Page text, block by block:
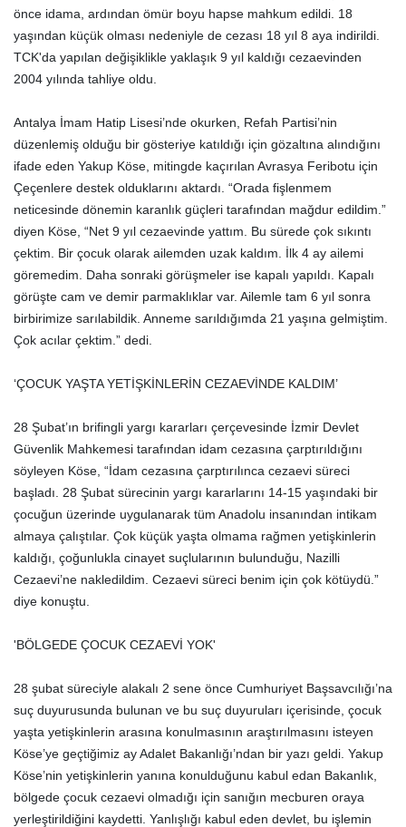
önce idama, ardından ömür boyu hapse mahkum edildi. 18
yaşından küçük olması nedeniyle de cezası 18 yıl 8 aya indirildi.
TCK'da yapılan değişiklikle yaklaşık 9 yıl kaldığı cezaevinden
2004 yılında tahliye oldu.
Antalya İmam Hatip Lisesi’nde okurken, Refah Partisi’nin
düzenlemiş olduğu bir gösteriye katıldığı için gözaltına alındığını
ifade eden Yakup Köse, mitingde kaçırılan Avrasya Feribotu için
Çeçenlere destek olduklarını aktardı. “Orada fişlenmem
neticesinde dönemin karanlık güçleri tarafından mağdur edildim.”
diyen Köse, “Net 9 yıl cezaevinde yattım. Bu sürede çok sıkıntı
çektim. Bir çocuk olarak ailemden uzak kaldım. İlk 4 ay ailemi
göremedim. Daha sonraki görüşmeler ise kapalı yapıldı. Kapalı
görüşte cam ve demir parmaklıklar var. Ailemle tam 6 yıl sonra
birbirimize sarılabildik. Anneme sarıldığımda 21 yaşına gelmiştim.
Çok acılar çektim.” dedi.
‘ÇOCUK YAŞTA YETİŞKİNLERİN CEZAEVİNDE KALDIM’
28 Şubat’ın brifingli yargı kararları çerçevesinde İzmir Devlet
Güvenlik Mahkemesi tarafından idam cezasına çarptırıldığını
söyleyen Köse, “İdam cezasına çarptırılınca cezaevi süreci
başladı. 28 Şubat sürecinin yargı kararlarını 14-15 yaşındaki bir
çocuğun üzerinde uygulanarak tüm Anadolu insanından intikam
almaya çalıştılar. Çok küçük yaşta olmama rağmen yetişkinlerin
kaldığı, çoğunlukla cinayet suçlularının bulunduğu, Nazilli
Cezaevi’ne nakledildim. Cezaevi süreci benim için çok kötüydü.”
diye konuştu.
'BÖLGEDE ÇOCUK CEZAEVİ YOK'
28 şubat süreciyle alakalı 2 sene önce Cumhuriyet Başsavcılığı’na
suç duyurusunda bulunan ve bu suç duyuruları içerisinde, çocuk
yaşta yetişkinlerin arasına konulmasının araştırılmasını isteyen
Köse’ye geçtiğimiz ay Adalet Bakanlığı’ndan bir yazı geldi. Yakup
Köse’nin yetişkinlerin yanına konulduğunu kabul edan Bakanlık,
bölgede çocuk cezaevi olmadığı için sanığın mecburen oraya
yerleştirildiğini kaydetti. Yanlışlığı kabul eden devlet, bu işlemin